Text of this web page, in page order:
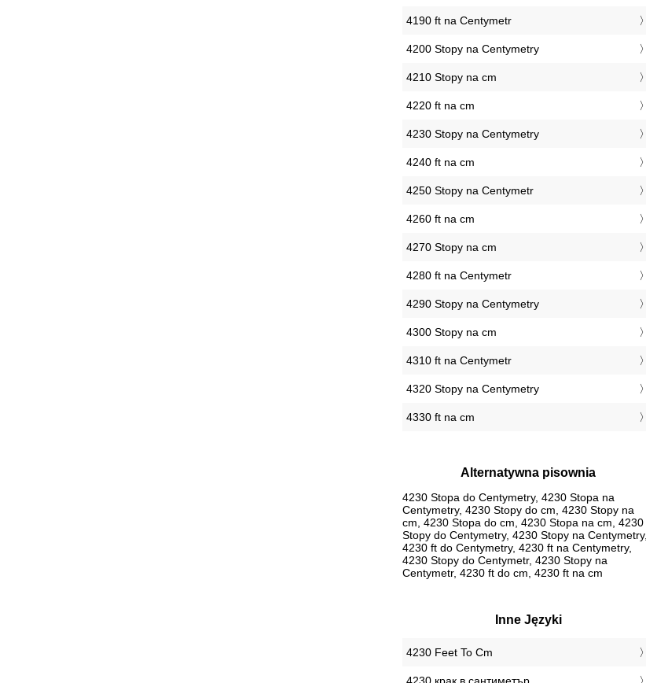
4190 ft na Centymetr
4200 Stopy na Centymetry
4210 Stopy na cm
4220 ft na cm
4230 Stopy na Centymetry
4240 ft na cm
4250 Stopy na Centymetr
4260 ft na cm
4270 Stopy na cm
4280 ft na Centymetr
4290 Stopy na Centymetry
4300 Stopy na cm
4310 ft na Centymetr
4320 Stopy na Centymetry
4330 ft na cm
Alternatywna pisownia
4230 Stopa do Centymetry, 4230 Stopa na
Centymetry, 4230 Stopy do cm, 4230 Stopy na
cm, 4230 Stopa do cm, 4230 Stopa na cm, 4230
Stopy do Centymetry, 4230 Stopy na Centymetry,
4230 ft do Centymetry, 4230 ft na Centymetry,
4230 Stopy do Centymetr, 4230 Stopy na
Centymetr, 4230 ft do cm, 4230 ft na cm
Inne Języki
‎4230 Feet To Cm